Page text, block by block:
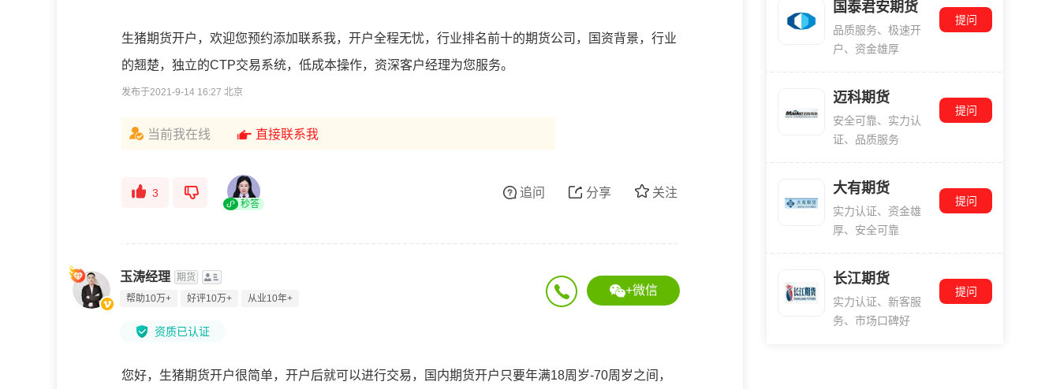
生猪期货开户，欢迎您预约添加联系我，开户全程无忧，行业排名前十的期货公司，国资背景，行业
的翘楚，独立的CTP交易系统，低成本操作，资深客户经理为您服务。
发布于2021-9-14 16:27 北京
当前我在线 直接联系我
3
秒答
关注
分享
追问
+微信
玉涛经理 期货
帮助10万+
好评10万+ 从业10年+
资质已认证
您好，生猪期货开户很简单，开户后就可以进行交易，国内期货开户只要年满18周岁-70周岁之间，
国泰君安期货
品质服务、极速开
户、资金雄厚
提问
迈科期货
安全可靠、实力认
证、品质服务
提问
大有期货
实力认证、资金雄
厚、安全可靠
提问
长江期货
实力认证、新客服
务、市场口碑好
提问